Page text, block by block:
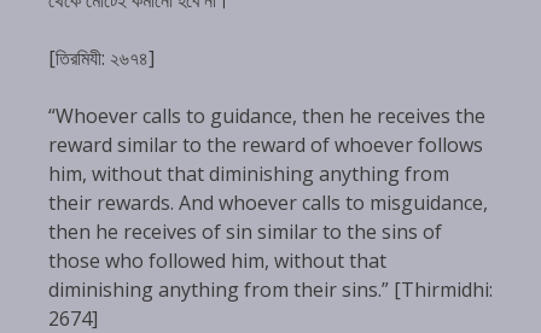
[তিরমিযী: ২৬৭৪]
“Whoever calls to guidance, then he receives the
reward similar to the reward of whoever follows
him, without that diminishing anything from
their rewards. And whoever calls to misguidance,
then he receives of sin similar to the sins of
those who followed him, without that
diminishing anything from their sins.” [Thirmidhi:
2674]